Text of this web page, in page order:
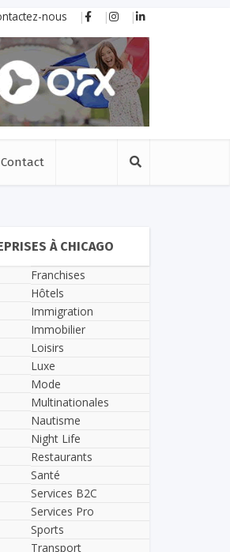
nous
Contact
À CHICAGO
Franchises
Hôtels
Immigration
Immobilier
Loisirs
Luxe
Mode
Multinationales
Nautisme
Night Life
Restaurants
Santé
Services B2C
Services Pro
Sports
Transport